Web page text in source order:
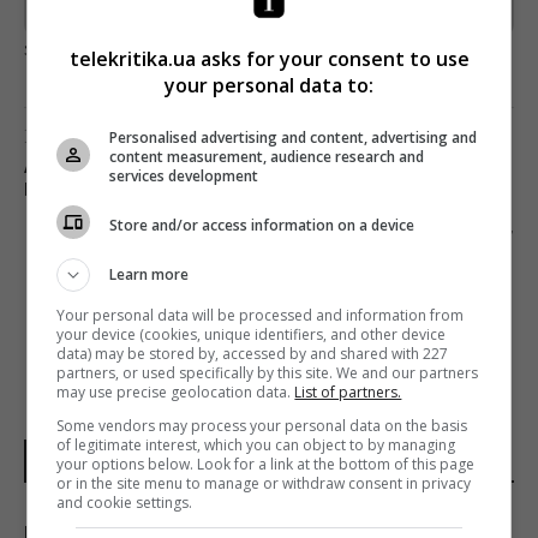
загрузка...
Предыдущий пост
АННА ТРИНЧЕР: «РАБОТА НА ТВ – ЭТО
БЕСЦЕННЫЙ ОПЫТ ДЛЯ ЛЮБОГО БЛОГЕРА»
Следующий пост
НОВОСТИ МИРА
telekritika.ua asks for your consent to use
your personal data to:
Personalised advertising and content, advertising and
content measurement, audience research and
services development
Store and/or access information on a device
Learn more
Your personal data will be processed and information from
your device (cookies, unique identifiers, and other device
data) may be stored by, accessed by and shared with 227
partners, or used specifically by this site. We and our partners
may use precise geolocation data. List of partners.
Some vendors may process your personal data on the basis
of legitimate interest, which you can object to by managing
your options below. Look for a link at the bottom of this page
or in the site menu to manage or withdraw consent in privacy
and cookie settings.